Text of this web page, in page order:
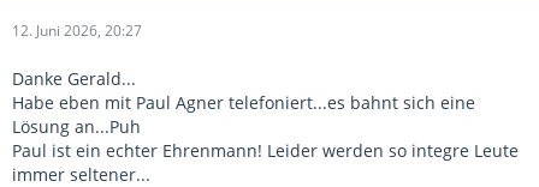
12. Juni 2026, 20:27
Danke Gerald...
Habe eben mit Paul Agner telefoniert...es bahnt sich eine
Lösung an...Puh
Paul ist ein echter Ehrenmann! Leider werden so integre Leute
immer seltener...